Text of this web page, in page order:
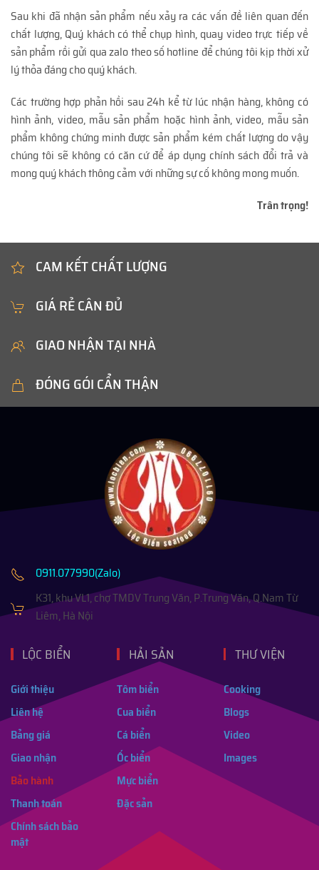
Sau khi đã nhận sản phẩm nếu xảy ra các vấn đề liên quan đến
chất lượng, Quý khách có thể chụp hình, quay video trực tiếp về
sản phẩm rồi gửi qua zalo theo số hotline để chúng tôi kịp thời xử
lý thỏa đáng cho quý khách.
Các trường hợp phản hồi sau 24h kể từ lúc nhận hàng, không có
hình ảnh, video, mẫu sản phẩm hoặc hình ảnh, video, mẫu sản
phẩm không chứng minh được sản phẩm kém chất lượng do vậy
chúng tôi sẽ không có căn cứ để áp dụng chính sách đổi trả và
mong quý khách thông cảm với những sự cố không mong muốn.
Trân trọng!
CAM KẾT CHẤT LƯỢNG
GIÁ RẺ CÂN ĐỦ
GIAO NHẬN TẠI NHÀ
ĐÓNG GÓI CẨN THẬN
0911.077990(Zalo)
K31, khu VL1, chợ TMDV Trung Văn, P.Trung Văn, Q.Nam Từ
Liêm, Hà Nội
LỘC BIỂN
Giới thiệu
Liên hệ
Bảng giá
Giao nhận
Bảo hành
Thanh toán
Chính sách bảo
mật
HẢI SẢN
Tôm biển
Cua biển
Cá biển
Ốc biển
Mực biển
Đặc sản
THƯ VIỆN
Cooking
Blogs
Video
Images